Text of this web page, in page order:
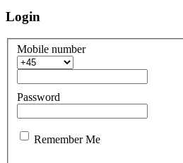
Login
Mobile number
Password
Remember Me